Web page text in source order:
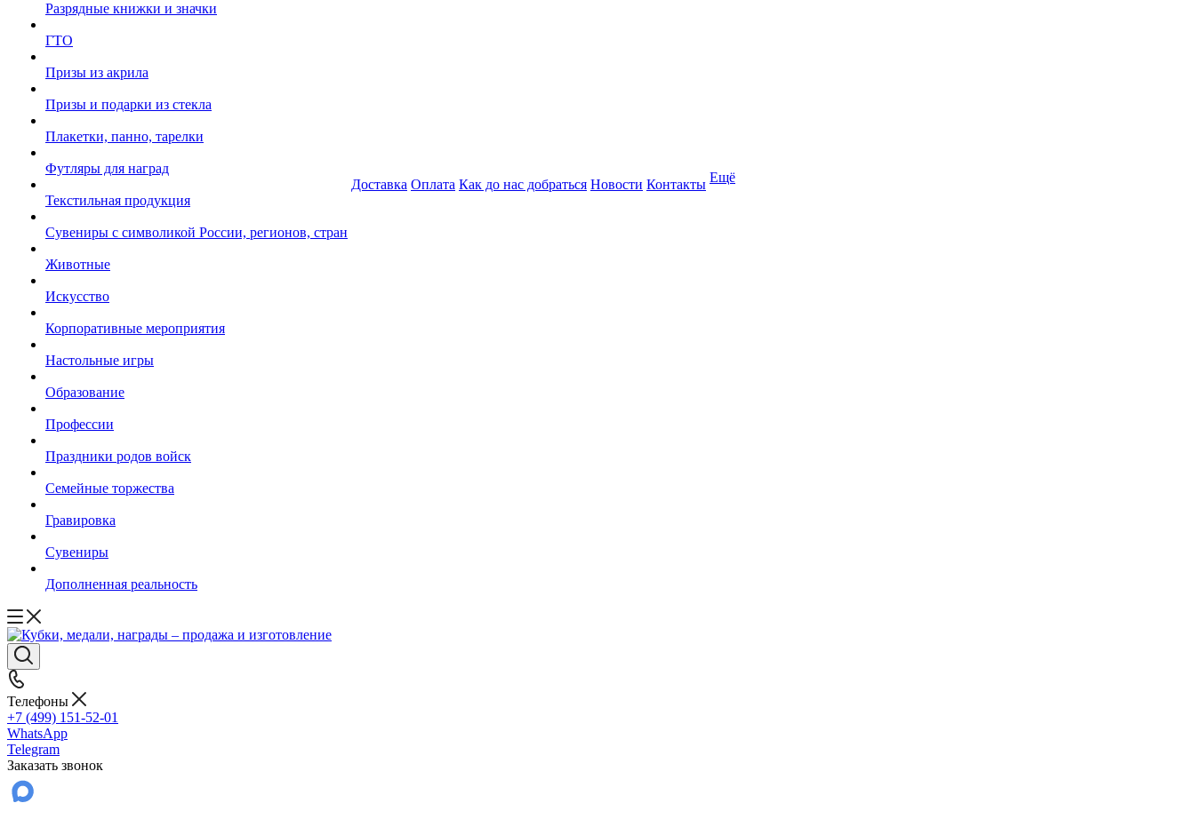
Разрядные книжки и значки
ГТО
Призы из акрила
Призы и подарки из стекла
Плакетки, панно, тарелки
Футляры для наград
Текстильная продукция
Сувениры с символикой России, регионов, стран
Животные
Искусство
Корпоративные мероприятия
Настольные игры
Образование
Профессии
Праздники родов войск
Семейные торжества
Гравировка
Сувениры
Дополненная реальность
Доставка Оплата Как до нас добраться Новости Контакты Ещё
Телефоны
+7 (499) 151-52-01
WhatsApp
Telegram
Заказать звонок